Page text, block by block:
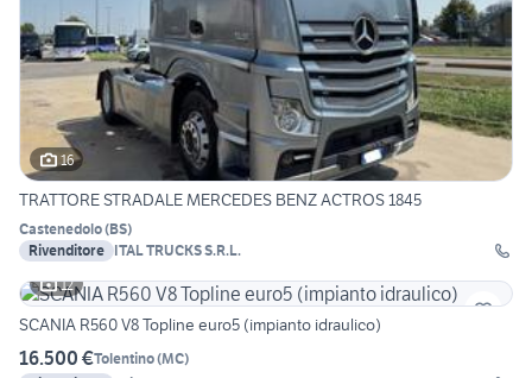
16
TRATTORE STRADALE MERCEDES BENZ ACTROS 1845
Castenedolo(BS)
Rivenditore ITAL TRUCKS S.R.L.
12
SCANIA R560 V8 Topline euro5 (impianto idraulico)
16.500 €Tolentino(MC)